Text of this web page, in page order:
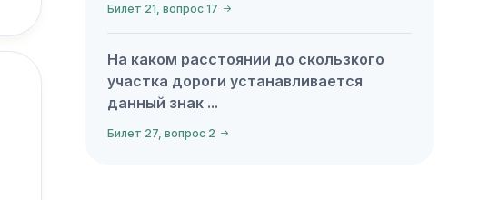
Билет 21, вопрос 17
На каком расстоянии до скользкого
участка дороги устанавливается
данный знак ...
Билет 27, вопрос 2